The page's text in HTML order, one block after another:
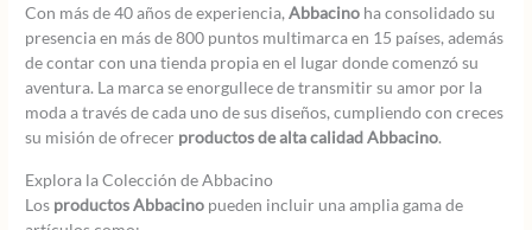
Con más de 40 años de experiencia,Abbacino ha consolidado su
presencia en más de 800 puntos multimarca en 15 países, además
de contar con una tienda propia en el lugar donde comenzó su
aventura. La marca se enorgullece de transmitir su amor por la
moda a través de cada uno de sus diseños, cumpliendo con creces
su misión de ofrecer productos de alta calidad Abbacino.
Explora la Colección de Abbacino
Los productos Abbacino pueden incluir una amplia gama de